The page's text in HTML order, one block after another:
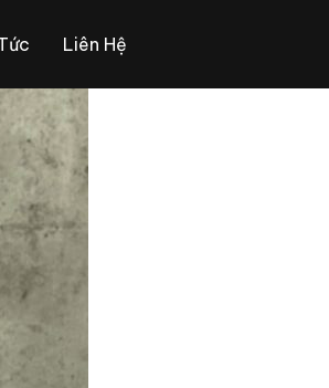
Liên Hệ